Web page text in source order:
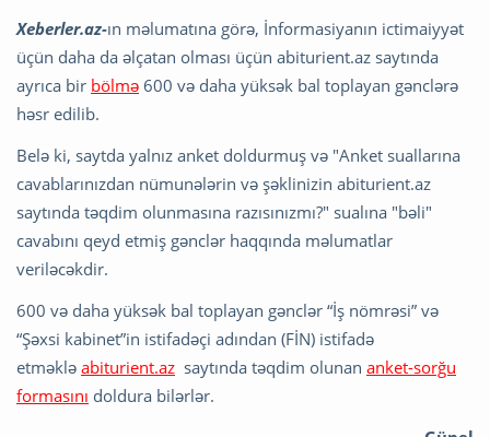
Xeberler.az-ın məlumatına görə, İnformasiyanın ictimaiyyət
üçün daha da əlçatan olması üçün abiturient.az saytında
ayrıca bir bölmə 600 və daha yüksək bal toplayan gənclərə
həsr edilib.
Belə ki, saytda yalnız anket doldurmuş və "Anket suallarına
cavablarınızdan nümunələrin və şəklinizin abiturient.az
saytında təqdim olunmasına razısınızmı?" sualına "bəli"
cavabını qeyd etmiş gənclər haqqında məlumatlar
veriləcəkdir.
600 və daha yüksək bal toplayan gənclər “İş nömrəsi” və
“Şəxsi kabinet”in istifadəçi adından (FİN) istifadə
etməklə abiturient.az saytında təqdim olunan anket-sorğu
formasını doldura bilərlər.